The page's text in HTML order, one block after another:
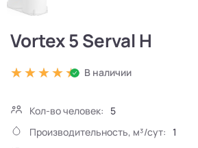
Vortex 5 Serval H
В наличии
Кол-во человек:
5
Производительность, м³/сут: 1